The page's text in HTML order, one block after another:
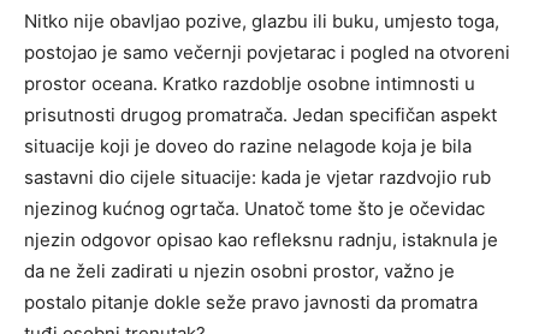
Nitko nije obavljao pozive, glazbu ili buku, umjesto toga,
postojao je samo večernji povjetarac i pogled na otvoreni
prostor oceana. Kratko razdoblje osobne intimnosti u
prisutnosti drugog promatrača. Jedan specifičan aspekt
situacije koji je doveo do razine nelagode koja je bila
sastavni dio cijele situacije: kada je vjetar razdvojio rub
njezinog kućnog ogrtača. Unatoč tome što je očevidac
njezin odgovor opisao kao refleksnu radnju, istaknula je
da ne želi zadirati u njezin osobni prostor, važno je
postalo pitanje dokle seže pravo javnosti da promatra